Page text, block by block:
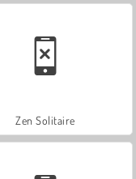
Zen Solitaire